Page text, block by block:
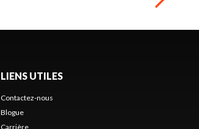
LIENS UTILES
Contactez-nous
Blogue
Carrière